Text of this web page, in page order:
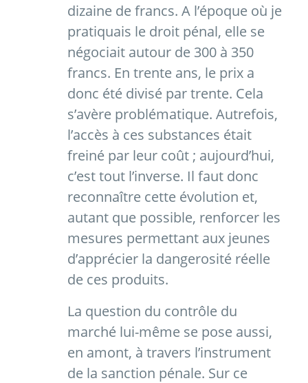
dizaine de francs. A l’époque où je
pratiquais le droit pénal, elle se
négociait autour de 300 à 350
francs. En trente ans, le prix a
donc été divisé par trente. Cela
s’avère problématique. Autrefois,
l’accès à ces substances était
freiné par leur coût ; aujourd’hui,
c’est tout l’inverse. Il faut donc
reconnaître cette évolution et,
autant que possible, renforcer les
mesures permettant aux jeunes
d’apprécier la dangerosité réelle
de ces produits.
La question du contrôle du
marché lui-même se pose aussi,
en amont, à travers l’instrument
de la sanction pénale. Sur ce